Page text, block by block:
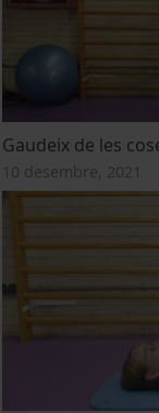
Gaudeix de les
10 desembre, 2021